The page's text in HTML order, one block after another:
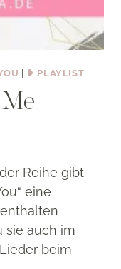
❥ PLAYLIST
Reihe gibt
eine
sie auch im
beim